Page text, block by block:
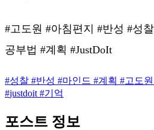
#고도원 #아침편지 #반성 #성
공부법 #계획 #JustDoIt
#성찰 #반성 #마인드 #계획 #고도원
#justdoit #기억
포스트 정보